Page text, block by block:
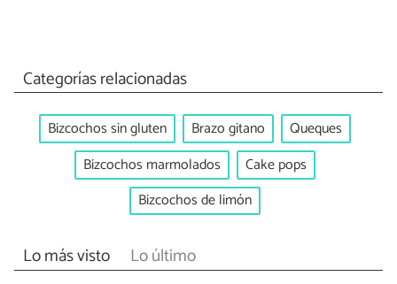
Categorías relacionadas
Bizcochos sin gluten Brazo gitano
Queques
Bizcochos marmolados
Cake pops
Bizcochos de limón
Lo más visto Lo último